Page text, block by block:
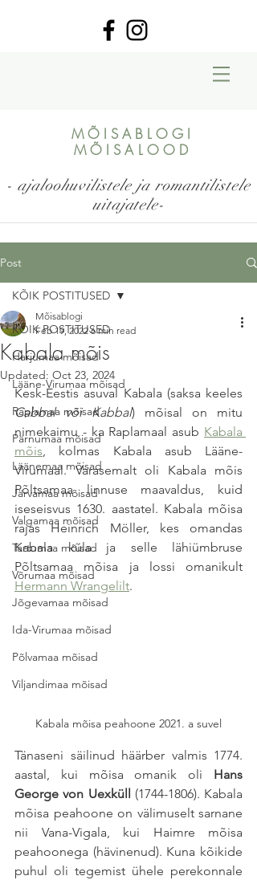
MÕISABLOGI
MÕISALOOD
- ajaloohuvilistele ja romantilistele
uitajatele-
Post
KÕIK POSTITUSED
Harjumaa mõisad
Lääne-Virumaa mõisad
Raplamaa mõisad
Pärnumaa mõisad
Läänemaa mõisad
Järvamaa mõisad
Valgamaa mõisad
Tartumaa mõisad
Võrumaa mõisad
Jõgevamaa mõisad
Ida-Virumaa mõisad
Põlvamaa mõisad
Viljandimaa mõisad
KÕIK POSTITUSED
Kabala mõis
Mõisablogi
Feb 19, 2022 6 min read
Updated: Oct 23, 2024
Cabbal või Kabbal) mõisal on mitu
nimekaimu - ka Raplamaal asub Kabala
mõis, kolmas Kabala asub Lääne-
Virumaal. Varasemalt oli Kabala mõis
Põltsamaa linnuse maavaldus, kuid
iseseisvus 1630. aastatel. Kabala mõisa
rajas Heinrich Möller, kes omandas
Kabala küla ja selle lähiümbruse
Hermann Wrangelilt.
Kabala mõisa peahoone 2021. a suvel
Tänaseni säilinud häärber valmis 1774.
aastal, kui mõisa omanik oli Hans
George von Uexküll
(1744-1806). Kabala
mõisa peahoone on välimuselt sarnane
nii Vana-Vigala, kui Haimre mõisa
peahoonega (hävinenud). Kuna kõikide
puhul oli tegemist ühele perekonnale